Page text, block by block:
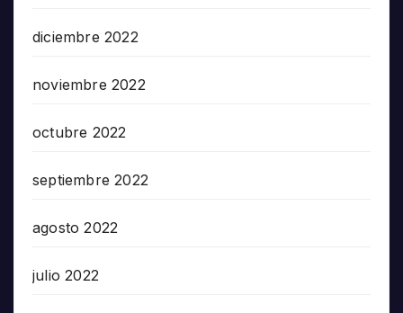
diciembre 2022
noviembre 2022
octubre 2022
septiembre 2022
agosto 2022
julio 2022